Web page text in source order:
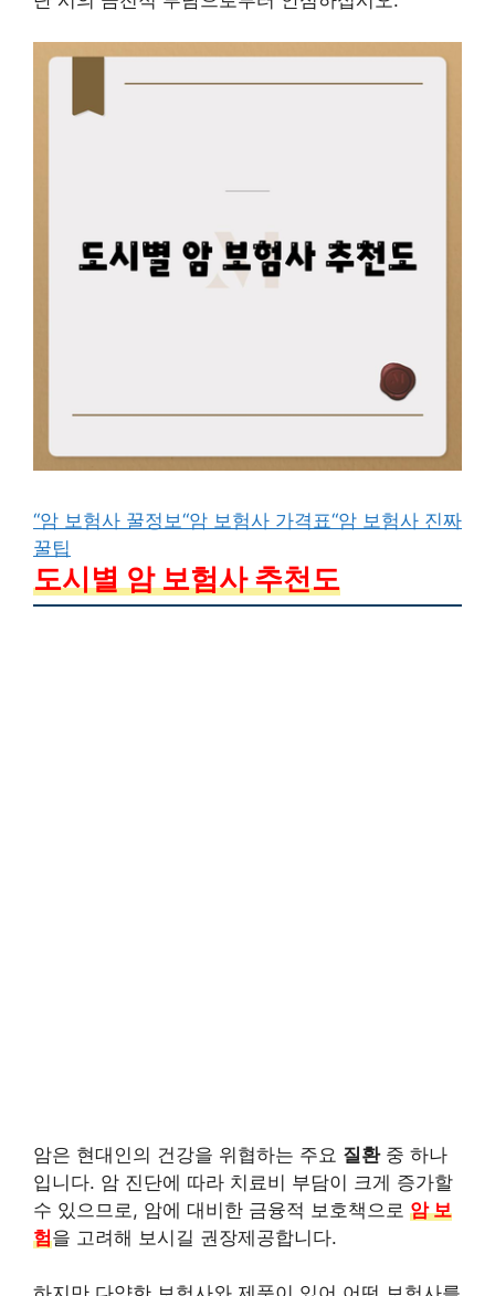
“암 보험사 꿀정보“암 보험사 가격표“암 보험사 진짜
꿀팁
도시별 암 보험사 추천도
암은 현대인의 건강을 위협하는 주요 질환중 하나
입니다. 암 진단에 따라 치료비 부담이 크게 증가할
수 있으므로, 암에 대비한 금융적 보호책으로 암 보
험을 고려해 보시길 권장제공합니다.